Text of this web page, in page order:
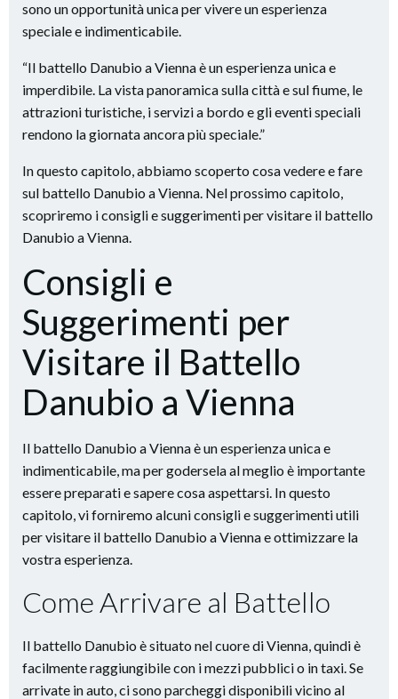
sono un opportunità unica per vivere un esperienza
speciale e indimenticabile.
“Il battello Danubio a Vienna è un esperienza unica e
imperdibile. La vista panoramica sulla città e sul fiume, le
attrazioni turistiche, i servizi a bordo e gli eventi speciali
rendono la giornata ancora più speciale.”
In questo capitolo, abbiamo scoperto cosa vedere e fare
sul battello Danubio a Vienna. Nel prossimo capitolo,
scopriremo i consigli e suggerimenti per visitare il battello
Danubio a Vienna.
Consigli e
Suggerimenti per
Visitare il Battello
Danubio a Vienna
Il battello Danubio a Vienna è un esperienza unica e
indimenticabile, ma per godersela al meglio è importante
essere preparati e sapere cosa aspettarsi. In questo
capitolo, vi forniremo alcuni consigli e suggerimenti utili
per visitare il battello Danubio a Vienna e ottimizzare la
vostra esperienza.
Come Arrivare al Battello
Il battello Danubio è situato nel cuore di Vienna, quindi è
facilmente raggiungibile con i mezzi pubblici o in taxi. Se
arrivate in auto, ci sono parcheggi disponibili vicino al